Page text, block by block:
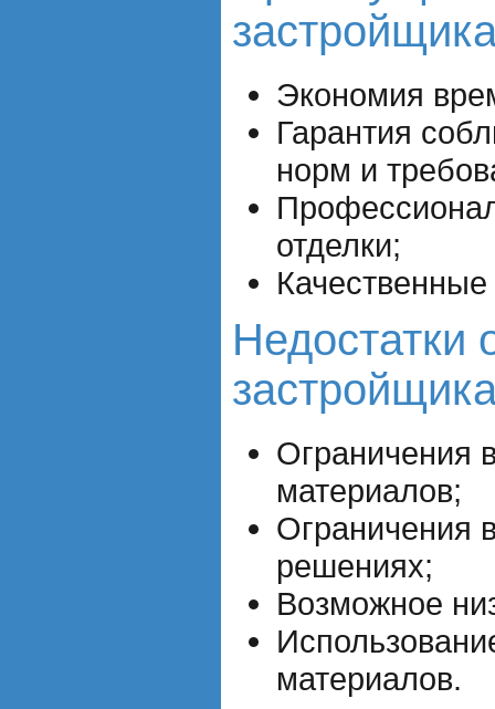
Экономия
Гарантия
норм и
отделки;
Недостатки
Ограничения
материалов;
Ограничения
решениях;
Возможное
материалов.